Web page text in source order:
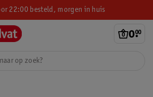
22:00 besteld, morgen in huis
0.
00